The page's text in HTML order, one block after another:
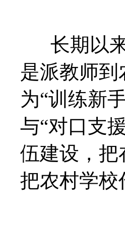
长期以来
是派教师
为“训练新
与“对口支
伍建设，把
把农村学校